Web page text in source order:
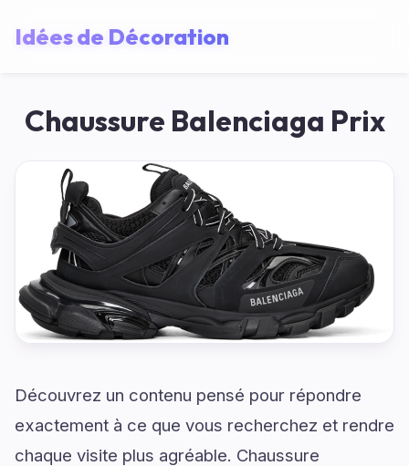
Idées de Décoration
Chaussure Balenciaga Prix
Découvrez un contenu pensé pour répondre
exactement à ce que vous recherchez et rendre
chaque visite plus agréable. Chaussure